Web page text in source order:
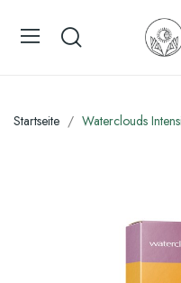
Startseite Waterclouds